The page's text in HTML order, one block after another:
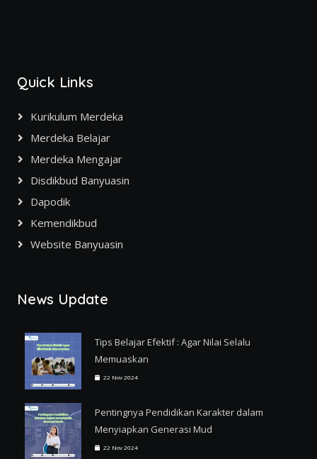
Quick Links
Kurikulum Merdeka
Merdeka Belajar
Merdeka Mengajar
Disdikbud Banyuasin
Dapodik
Kemendikbud
Website Banyuasin
News Update
Tips Belajar Efektif : Agar Nilai Selalu
Memuaskan
22 Nov 2024
Pentingnya Pendidikan Karakter dalam
Menyiapkan Generasi Mud
22 Nov 2024